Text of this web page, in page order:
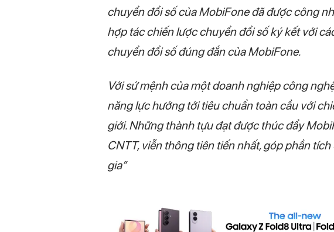
chuyển đổi số của MobiFone đã được công
hợp tác chiến lược chuyển đổi số ký kết với
chuyển đổi số đúng đắn của MobiFone.
Với sứ mệnh của một doanh nghiệp công
năng lực hướng tới tiêu chuẩn toàn cầu với
giới. Những thành tựu đạt được thúc đẩy
CNTT, viễn thông tiên tiến nhất, góp phần
gia”